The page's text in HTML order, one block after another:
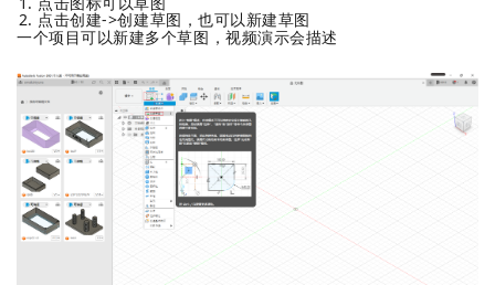
点击创建->创建草图，也可以新建草图
一个项目可以新建多个草图，视频演示会描述